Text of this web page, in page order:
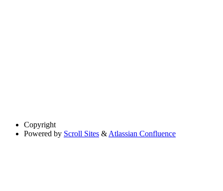
Copyright
Powered by Scroll Sites &Atlassian Confluence